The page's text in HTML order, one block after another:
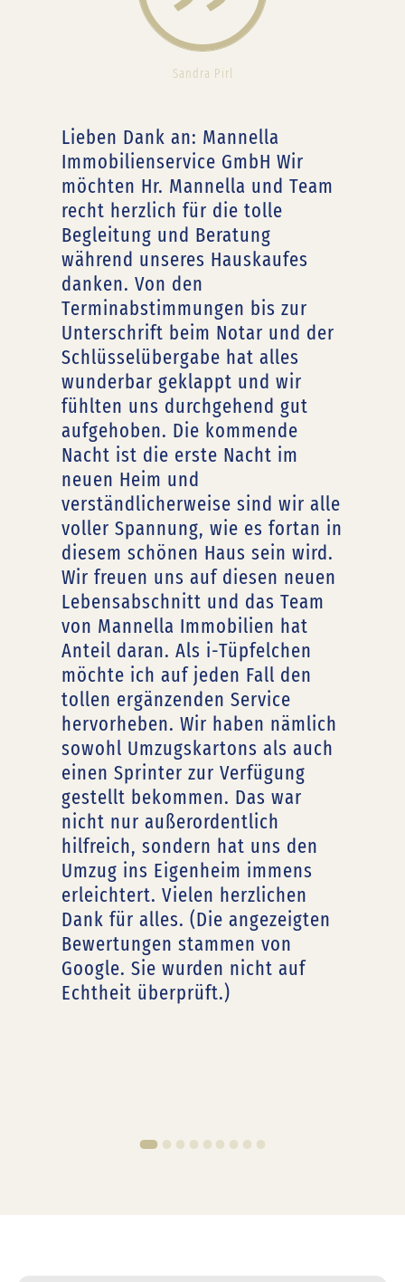
Sandra Pirl
Lieben Dank an: Mannella
Immobilienservice GmbH Wir
möchten Hr. Mannella und Team
recht herzlich für die tolle
Begleitung und Beratung
während unseres Hauskaufes
danken. Von den
Terminabstimmungen bis zur
Unterschrift beim Notar und der
Schlüsselübergabe hat alles
wunderbar geklappt und wir
fühlten uns durchgehend gut
aufgehoben. Die kommende
Nacht ist die erste Nacht im
neuen Heim und
verständlicherweise sind wir alle
voller Spannung, wie es fortan in
diesem schönen Haus sein wird.
Wir freuen uns auf diesen neuen
Lebensabschnitt und das Team
von Mannella Immobilien hat
Anteil daran. Als i-Tüpfelchen
möchte ich auf jeden Fall den
tollen ergänzenden Service
hervorheben. Wir haben nämlich
sowohl Umzugskartons als auch
einen Sprinter zur Verfügung
gestellt bekommen. Das war
nicht nur außerordentlich
hilfreich, sondern hat uns den
Umzug ins Eigenheim immens
erleichtert. Vielen herzlichen
Dank für alles. (Die angezeigten
Bewertungen stammen von
Google. Sie wurden nicht auf
Echtheit überprüft.)
1 2 3 4 5 6 7 8 9